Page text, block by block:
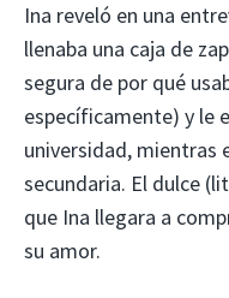
Ina reveló en una
llenaba una caja de
segura de por qué
específicamente) y le
universidad, mientras
secundaria. El dulce
que Ina llegara a
su amor.